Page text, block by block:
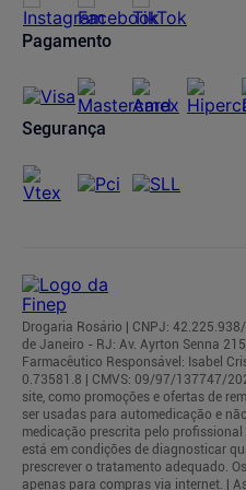
Regulamentos
Pagamento
Segurança
Drogaria Rosário | CNPJ:
de Janeiro - RJ: Av. Ayrton Senna
Farmacêutico Responsável: Isabel
0.73581.8 | CMVS: 09/97/137747/
site, como promoções e ofertas de
ser usadas para automedicação e
medicação prescrita pelo
está em condições de diagnosticar
prescrever o tratamento adequado.
apenas para compras via internet. |